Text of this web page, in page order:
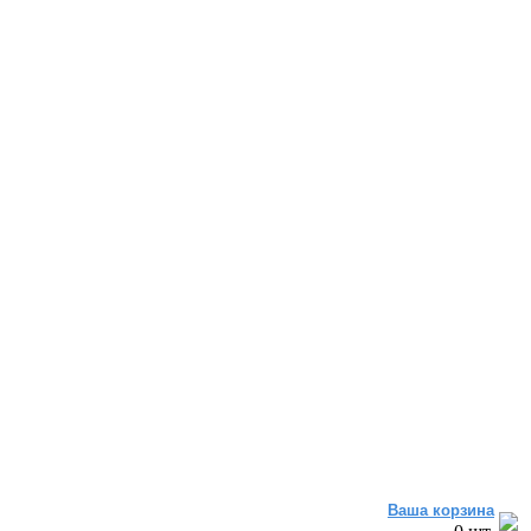
Ваша корзина